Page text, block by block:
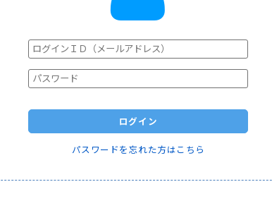
ログイン
パスワードを忘れた方はこちら